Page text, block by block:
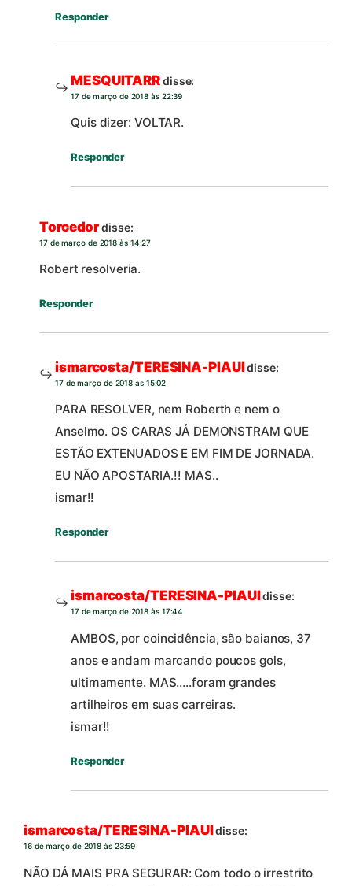
Responder
MESQUITARRdisse:
17 de março de 2018 às 22:39
Quis dizer: VOLTAR.
Responder
Torcedordisse:
17 de março de 2018 às 14:27
Robert resolveria.
Responder
ismarcosta/TERESINA-PIAUIdisse:
17 de março de 2018 às 15:02
PARA RESOLVER, nem Roberth e nem o
Anselmo. OS CARAS JÁ DEMONSTRAM QUE
ESTÃO EXTENUADOS E EM FIM DE JORNADA.
EU NÃO APOSTARIA.!! MAS..
ismar!!
Responder
ismarcosta/TERESINA-PIAUIdisse:
17 de março de 2018 às 17:44
AMBOS, por coincidência, são baianos, 37
anos e andam marcando poucos gols,
ultimamente. MAS…..foram grandes
artilheiros em suas carreiras.
ismar!!
Responder
ismarcosta/TERESINA-PIAUIdisse:
16 de março de 2018 às 23:59
NÃO DÁ MAIS PRA SEGURAR: Com todo o irrestrito